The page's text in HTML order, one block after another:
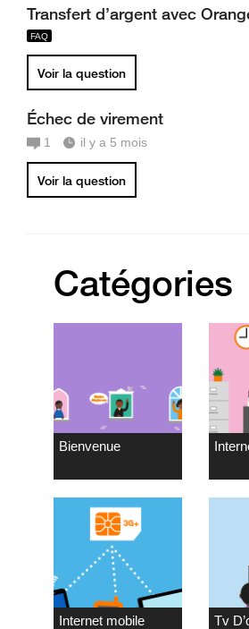
Transfert d’argent avec
Voir la question
Échec de virement
1 il y a 5 mois
Voir la question
Catégories
Bienvenue
Internet mobile Tv